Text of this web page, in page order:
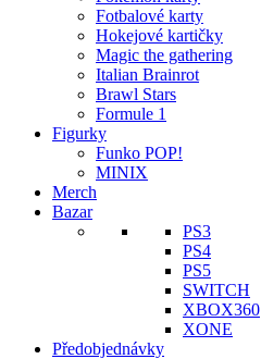
Fotbalové karty
Hokejové kartičky
Magic the gathering
Italian Brainrot
Brawl Stars
Formule 1
Figurky
Funko POP!
MINIX
Merch
Bazar
PS3
PS4
PS5
SWITCH
XBOX360
XONE
Předobjednávky